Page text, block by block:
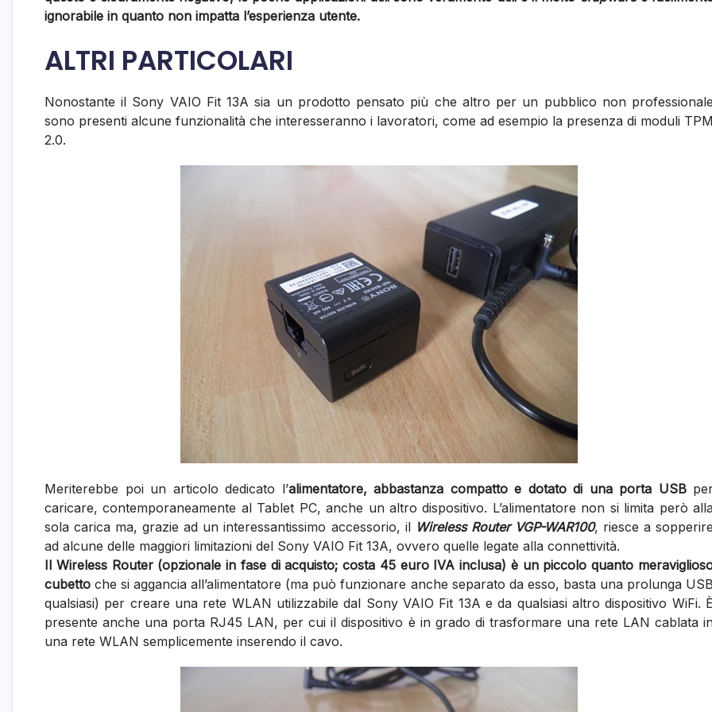
ignorabile in quanto non impatta l’esperienza utente.
ALTRI PARTICOLARI
Nonostante il Sony VAIO Fit 13A sia un prodotto pensato più che altro per un pubblico non
sono presenti alcune funzionalità che interesseranno i lavoratori, come ad esempio la presenza di moduli
2.0.
Meriterebbe poi un articolo dedicato l’alimentatore, abbastanza compatto e dotato di una porta USB
caricare, contemporaneamente al Tablet PC, anche un altro dispositivo. L’alimentatore non si limita però
sola carica ma, grazie ad un interessantissimo accessorio, il Wireless Router VGP-WAR100, riesce a
ad alcune delle maggiori limitazioni del Sony VAIO Fit 13A, ovvero quelle legate alla connettività.
Il Wireless Router (opzionale in fase di acquisto; costa 45 euro IVA inclusa) è un piccolo quanto
cubetto che si aggancia all’alimentatore (ma può funzionare anche separato da esso, basta una prolunga
qualsiasi) per creare una rete WLAN utilizzabile dal Sony VAIO Fit 13A e da qualsiasi altro dispositivo WiFi.
presente anche una porta RJ45 LAN, per cui il dispositivo è in grado di trasformare una rete LAN cablata
una rete WLAN semplicemente inserendo il cavo.